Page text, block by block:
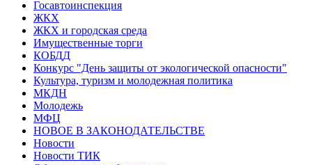
Госавтоинспекция
ЖКХ
ЖКХ и городская среда
Имущественные торги
КОБДД
Конкурс "День защиты от экологической опасности"
Культура, туризм и молодежная политика
МКДН
Молодежь
МФЦ
НОВОЕ В ЗАКОНОДАТЕЛЬСТВЕ
Новости
Новости ТИК